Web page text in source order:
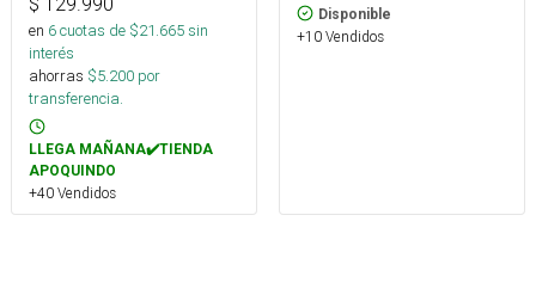
en 6cuotas de $21.665sin
interés
ahorras $5.200 por
transferencia.
LLEGA MAÑANA✔️TIENDA
APOQUINDO
+40 Vendidos
Disponible
+10 Vendidos